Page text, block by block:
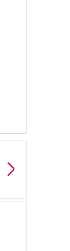
РАБОТЫ